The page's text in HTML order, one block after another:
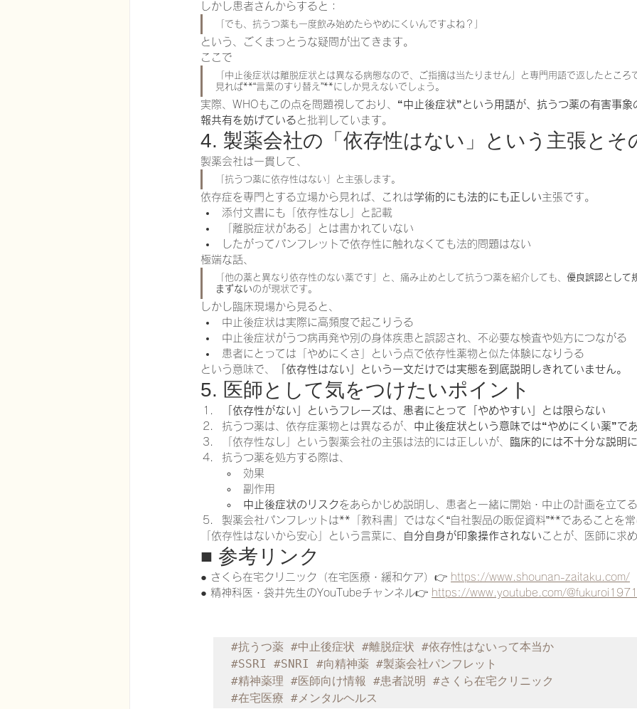
しかし患者さんからすると：
「でも、抗うつ薬も一度飲み始めたらやめにくいんですよね？」
という、ごくまっとうな疑問が出てきます。
ここで
「中止後症状は離脱症状とは異なる病態なので、ご指摘は当たりません」と専門用語で返したところ
見れば**“言葉のすり替え”**にしか見えないでしょう。
実際、WHOもこの点を問題視しており、 “中止後症状”という用語が、抗うつ薬の有害事象
報共有を妨げている と批判しています。
4. 製薬会社の「依存性はない」という主張とそ
製薬会社は一貫して、
「抗うつ薬に依存性はない」と主張します。
依存症を専門とする立場から見れば、これは学術的にも法的にも正しい主張です。
添付文書にも「依存性なし」と記載
「離脱症状がある」とは書かれていない
したがってパンフレットで依存性に触れなくても法的問題はない
極端な話、
「他の薬と異なり依存性のない薬です」と、痛み止めとして抗うつ薬を紹介しても、 優良誤認として
まずないのが現状です。
しかし臨床現場から見ると、
中止後症状は実際に高頻度で起こりうる
中止後症状がうつ病再発や別の身体疾患と誤認され、不必要な検査や処方につながる
患者にとっては「やめにくさ」という点で依存性薬物と似た体験になりうる
という意味で、
「依存性はない」という一文だけでは実態を到底説明しきれていません。
5. 医師として気をつけたいポイント
「依存性がない」というフレーズは、患者にとって「やめやすい」とは限らない
抗うつ薬は、依存症薬物とは異なるが、 中止後症状という意味では“やめにくい薬”で
「依存性なし」という製薬会社の主張は法的には正しいが、
臨床的には不十分な説明
抗うつ薬を処方する際は、
効果
副作用
中止後症状のリスクをあらかじめ説明し、患者と一緒に開始・中止の計画を立て
製薬会社パンフレットは**「教科書」ではなく“自社製品の販促資料”**であることを
「依存性はないから安心」という言葉に、
自分自身が印象操作されない ことが、医師に求
■ 参考リンク
● さくら在宅クリニック（在宅医療・緩和ケア）👉 https://www.shounan-zaitaku.com/
● 精神科医・袋井先生のYouTubeチャンネル👉 https://www.youtube.com/@fukuroi1971
#抗うつ薬 #中止後症状 #離脱症状 #依存性はないって本当か
#SSRI
#SNRI #向精神薬 #製薬会社パンフレット
#精神薬理 #医師向け情報 #患者説明
#さくら在宅クリニック
#在宅医療 #メンタルヘルス